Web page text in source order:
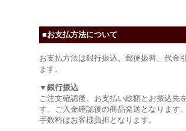
■お支払方法について
お支払方法は銀行振込、郵便振替、代金
ます。
▼銀行振込
ご注文確認後、お支払い総額とお振込先
す。ご入金確認後の商品発送となります
手数料はお客様負担となります。